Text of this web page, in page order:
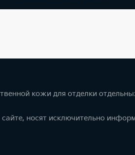
кожи для отделки
носят исключительно